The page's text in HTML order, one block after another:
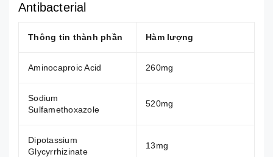
Antibacterial
Thông tin thành phần Hàm lượng
Aminocaproic Acid 260mg
Sodium
Sulfamethoxazole
520mg
Dipotassium
Glycyrrhizinate
13mg